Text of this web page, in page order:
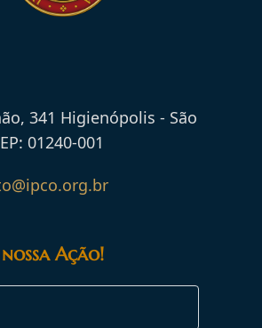
341 Higienópolis - São
01240-001
Ação!